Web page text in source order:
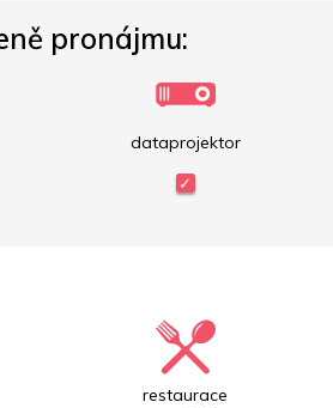
pronájmu:
dataprojektor
restaurace